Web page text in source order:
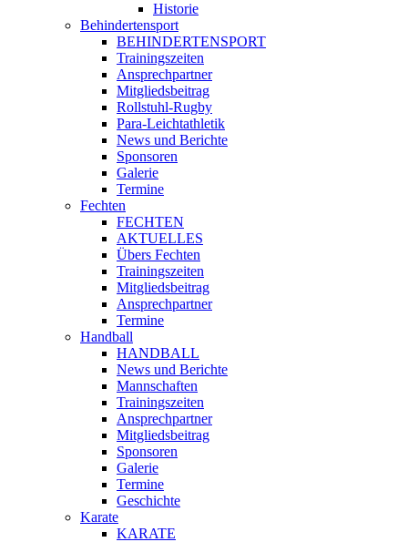
Historie
Behindertensport
BEHINDERTENSPORT
Trainingszeiten
Ansprechpartner
Mitgliedsbeitrag
Rollstuhl-Rugby
Para-Leichtathletik
News und Berichte
Sponsoren
Galerie
Termine
Fechten
FECHTEN
AKTUELLES
Übers Fechten
Trainingszeiten
Mitgliedsbeitrag
Ansprechpartner
Termine
Handball
HANDBALL
News und Berichte
Mannschaften
Trainingszeiten
Ansprechpartner
Mitgliedsbeitrag
Sponsoren
Galerie
Termine
Geschichte
Karate
KARATE